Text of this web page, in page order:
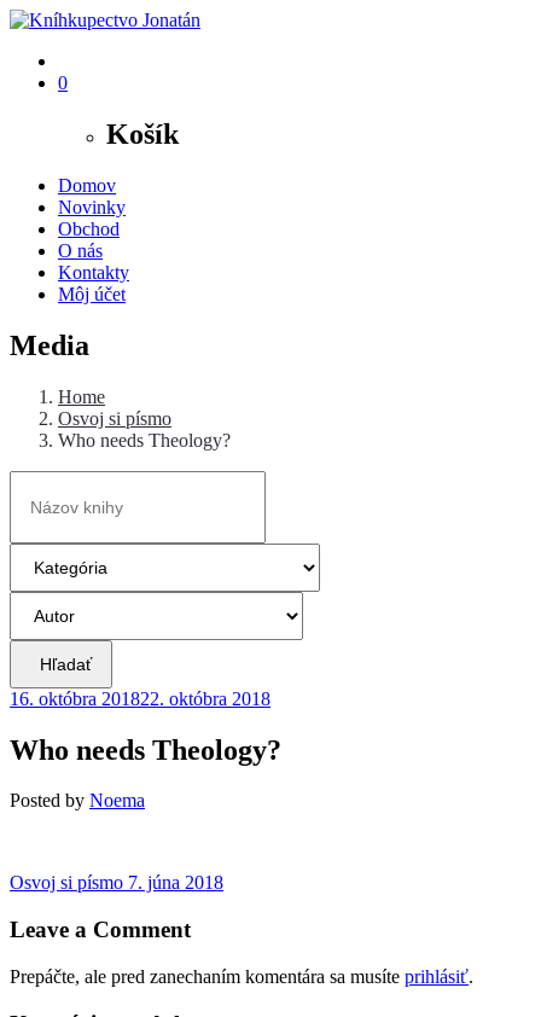
0
Košík
Domov
Novinky
Obchod
O nás
Kontakty
Môj účet
Media
Home
Osvoj si písmo
Who needs Theology?
Hľadať
16. októbra 201822. októbra 2018
Who needs Theology?
Posted by Noema
Navigácia
v
Osvoj si písmo Previous
7. júna 2018
Leave a Comment
Prepáčte, ale pred zanechaním komentára sa musíte prihlásiť.